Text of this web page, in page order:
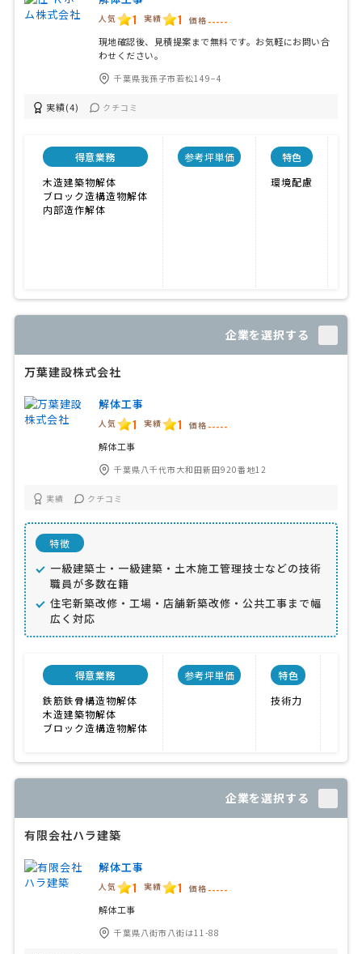
人気 1 実績 1 価格 -----
現地確認後、見積提案まで無料です。お気軽にお問い合
わせください。
千葉県我孫子市若松149−4
実績(4) クチコミ
得意業務
木造建築物解体
ブロック造構造物解体
内部造作解体
参考坪単価
特色
環境配慮
企業を選択する
万葉建設株式会社
解体工事
人気 1 実績 1 価格 -----
解体工事
千葉県八千代市大和田新田920番地12
実績 クチコミ
特徴
一級建築士・一級建築・土木施工管理技士などの技術
職員が多数在籍
住宅新築改修・工場・店舗新築改修・公共工事まで幅
広く対応
得意業務
鉄筋鉄骨構造物解体
木造建築物解体
ブロック造構造物解体
参考坪単価
特色
技術力
企業を選択する
有限会社ハラ建築
解体工事
人気 1 実績 1 価格 -----
解体工事
千葉県八街市八街は11-88